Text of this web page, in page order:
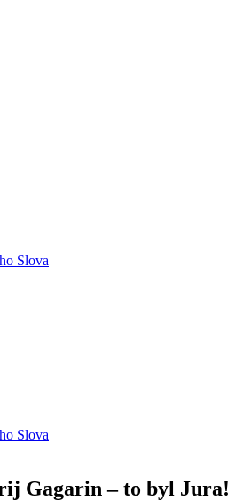
Slova
Slova
Gagarin – to byl Jura!